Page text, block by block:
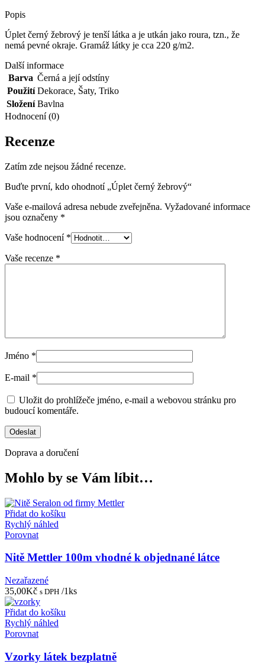
Popis
Úplet černý žebrový je tenší látka a je utkán jako roura, tzn., že
nemá pevné okraje. Gramáž látky je cca 220 g/m2.
Další informace
Barva Černá a její odstíny
Použití Dekorace, Šaty, Triko
Složení Bavlna
Hodnocení (0)
Recenze
Zatím zde nejsou žádné recenze.
Buďte první, kdo ohodnotí „Úplet černý žebrový“
Vaše e-mailová adresa nebude zveřejněna. Vyžadované informace
jsou označeny *
Vaše hodnocení *
Vaše recenze *
Jméno *
E-mail *
Uložit do prohlížeče jméno, e-mail a webovou stránku pro
budoucí komentáře.
Doprava a doručení
Mohlo by se Vám líbit…
Přidat do košíku
Rychlý náhled
Porovnat
Nitě Mettler 100m vhodné k objednané látce
Nezařazené
35,00Kč s DPH /1ks
Přidat do košíku
Rychlý náhled
Porovnat
Vzorky látek bezplatně